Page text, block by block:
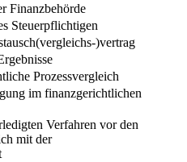
Finanzbehörde
Steuerpflichtigen
)vertrag
Prozessvergleich
im finanzgerichtlichen
Verfahren vor den
mit der